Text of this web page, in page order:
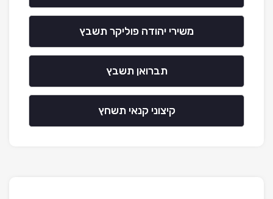
משירי יהודה פוליקר תשבץ
תברואן תשבץ
קיצוני קנאי תשחץ